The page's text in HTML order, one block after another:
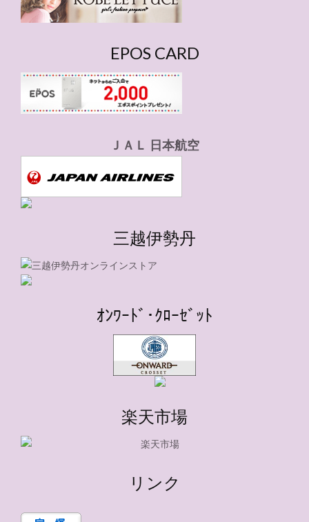
EPOS CARD
ＪＡＬ 日本航空
三越伊勢丹
ｵﾝﾜｰﾄﾞ･ｸﾛｰｾﾞｯﾄ
楽天市場
リンク